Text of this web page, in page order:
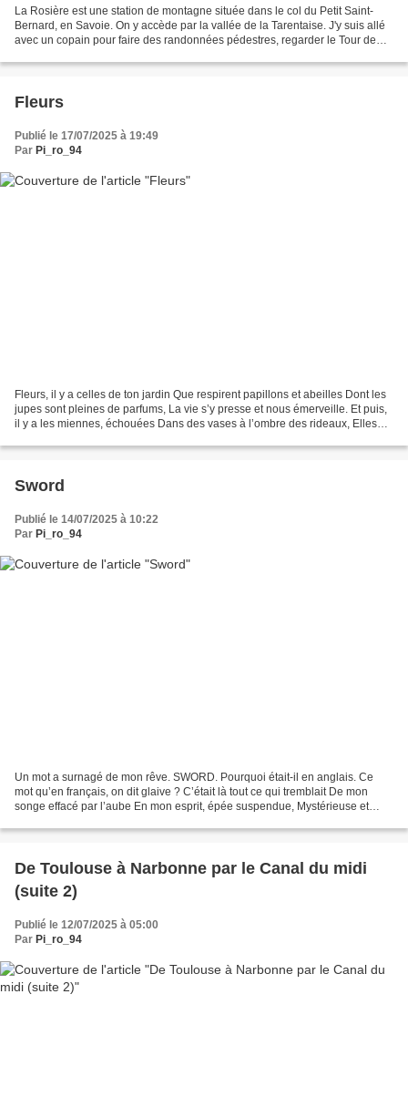
La Rosière est une station de montagne située dans le col du Petit Saint-
Bernard, en Savoie. On y accède par la vallée de la Tarentaise. J'y suis allé
avec un copain pour faire des randonnées pédestres, regarder le Tour de
Fleurs
Publié le 17/07/2025 à 19:49
Par Pi_ro_94
Fleurs, il y a celles de ton jardin Que respirent papillons et abeilles Dont les
jupes sont pleines de parfums, La vie s’y presse et nous émerveille. Et puis,
il y a les miennes, échouées Dans des vases à l’ombre des rideaux, Elles
Sword
Publié le 14/07/2025 à 10:22
Par Pi_ro_94
Un mot a surnagé de mon rêve. SWORD. Pourquoi était-il en anglais. Ce
mot qu’en français, on dit glaive ? C’était là tout ce qui tremblait De mon
songe effacé par l’aube En mon esprit, épée suspendue, Mystérieuse et
De Toulouse à Narbonne par le Canal du midi
(suite 2)
Publié le 12/07/2025 à 05:00
Par Pi_ro_94